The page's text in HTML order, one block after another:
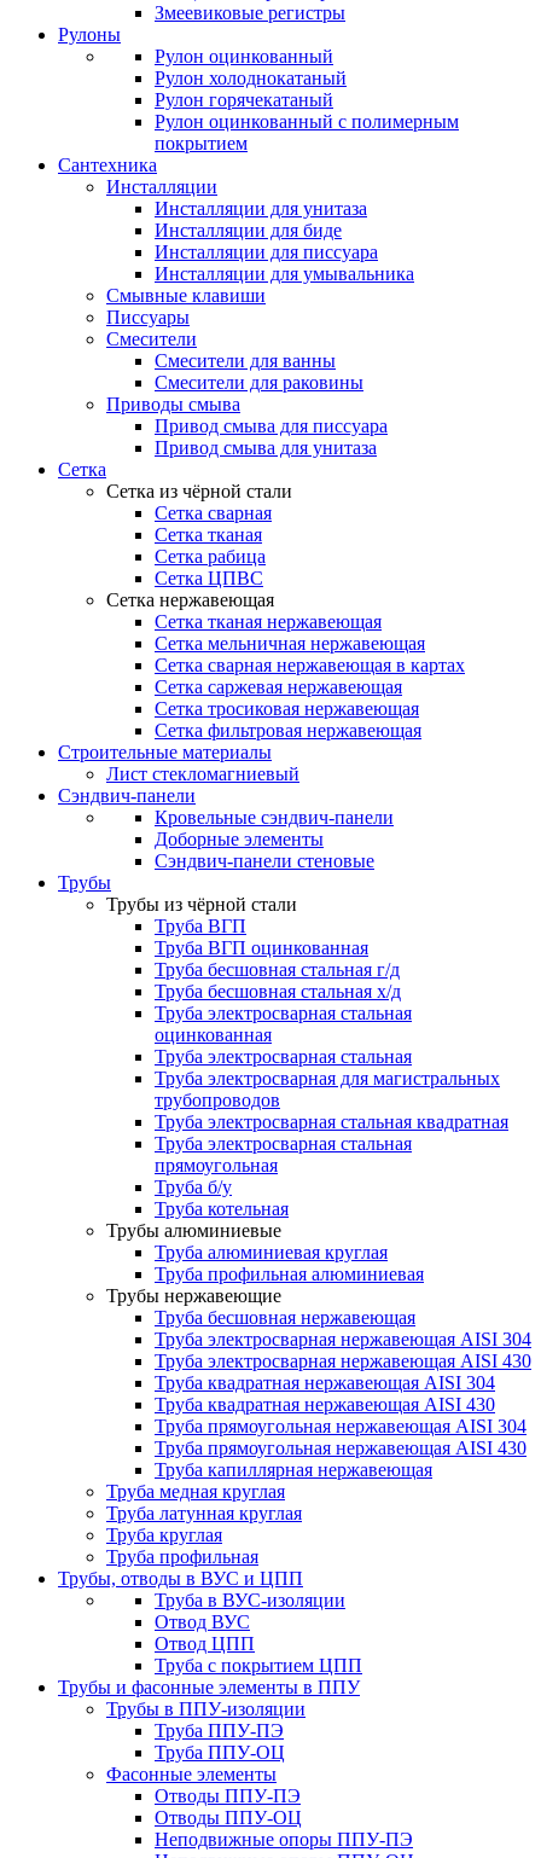
Змеевиковые регистры
Рулоны
Рулон оцинкованный
Рулон холоднокатаный
Рулон горячекатаный
Рулон оцинкованный с полимерным
покрытием
Сантехника
Инсталляции
Инсталляции для унитаза
Инсталляции для биде
Инсталляции для писсуара
Инсталляции для умывальника
Смывные клавиши
Писсуары
Смесители
Смесители для ванны
Смесители для раковины
Приводы смыва
Привод смыва для писсуара
Привод смыва для унитаза
Сетка
Сетка из чёрной стали
Сетка сварная
Сетка тканая
Сетка рабица
Сетка ЦПВС
Сетка нержавеющая
Сетка тканая нержавеющая
Сетка мельничная нержавеющая
Сетка сварная нержавеющая в картах
Сетка саржевая нержавеющая
Сетка тросиковая нержавеющая
Сетка фильтровая нержавеющая
Строительные материалы
Лист стекломагниевый
Сэндвич-панели
Кровельные сэндвич-панели
Доборные элементы
Сэндвич-панели стеновые
Трубы
Трубы из чёрной стали
Труба ВГП
Труба ВГП оцинкованная
Труба бесшовная стальная г/д
Труба бесшовная стальная х/д
Труба электросварная стальная
оцинкованная
Труба электросварная стальная
Труба электросварная для магистральных
трубопроводов
Труба электросварная стальная квадратная
Труба электросварная стальная
прямоугольная
Труба б/у
Труба котельная
Трубы алюминиевые
Труба алюминиевая круглая
Труба профильная алюминиевая
Трубы нержавеющие
Труба бесшовная нержавеющая
Труба электросварная нержавеющая AISI 304
Труба электросварная нержавеющая AISI 430
Труба квадратная нержавеющая AISI 304
Труба квадратная нержавеющая AISI 430
Труба прямоугольная нержавеющая AISI 304
Труба прямоугольная нержавеющая AISI 430
Труба капиллярная нержавеющая
Труба медная круглая
Труба латунная круглая
Труба круглая
Труба профильная
Трубы, отводы в ВУС и ЦПП
Труба в ВУС-изоляции
Отвод ВУС
Отвод ЦПП
Труба с покрытием ЦПП
Трубы и фасонные элементы в ППУ
Трубы в ППУ-изоляции
Труба ППУ-ПЭ
Труба ППУ-ОЦ
Фасонные элементы
Отводы ППУ-ПЭ
Отводы ППУ-ОЦ
Неподвижные опоры ППУ-ПЭ